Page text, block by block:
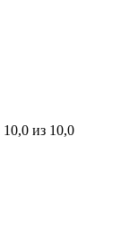
10,0 из 10,0